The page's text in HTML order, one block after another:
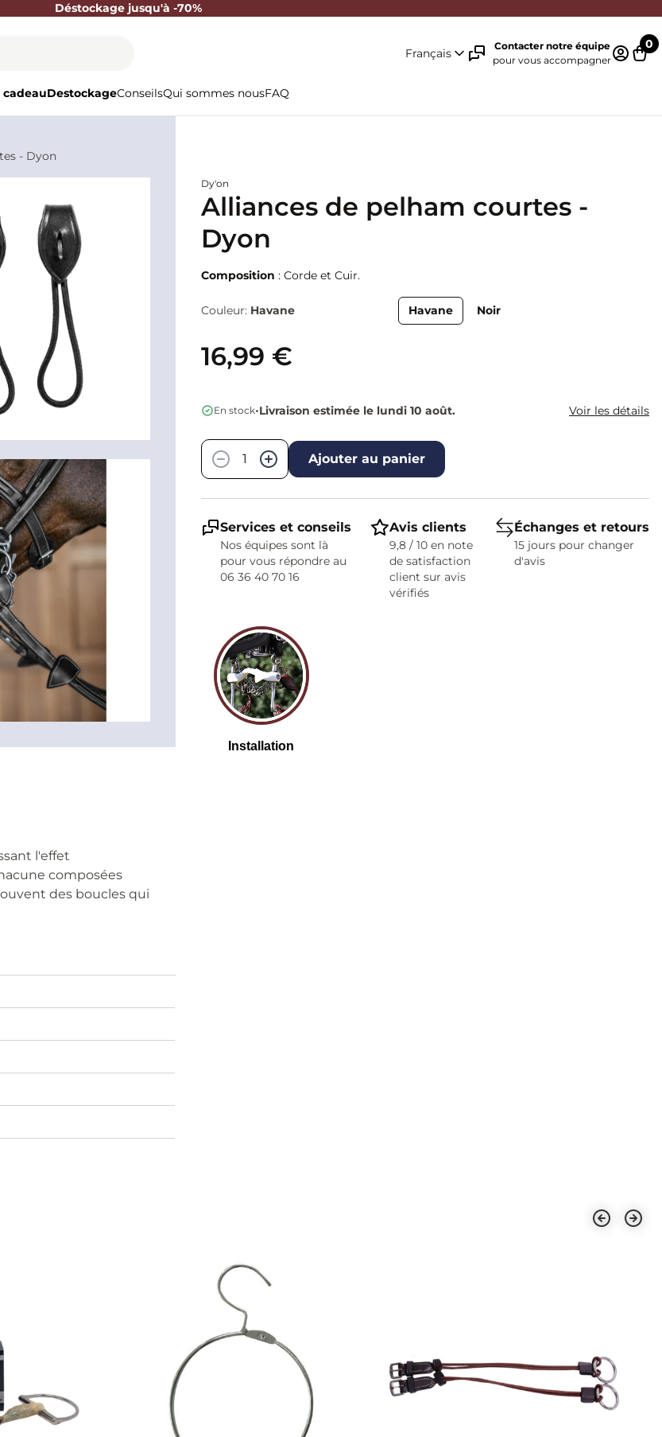
Déstockage jusqu'à -70%
Français
Contacter notre équipe
pour vous accompagner
0
cadeauDestockageConseilsQui sommes nousFAQ
- Dyon
Dy'on
Alliances de pelham courtes -
Dyon
Composition : Corde et Cuir.
Couleur: Havane Havane Noir
16,99 €
En stock•Livraison estimée le lundi 10 août. Voir les détails
−
+ Ajouter au panier
Services et conseils
Nos équipes sont là
pour vous répondre au
06 36 40 70 16
Avis clients
9,8 / 10 en note
de satisfaction
client sur avis
vérifiés
Échanges et retours
15 jours pour changer
d'avis
l'effet
composées
des boucles qui